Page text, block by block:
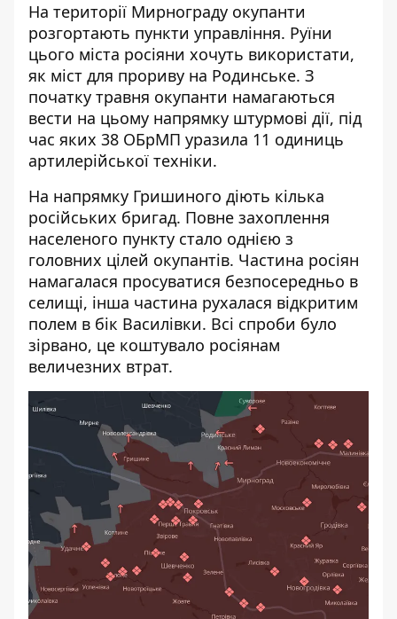
На території Мирнограду окупанти
розгортають пункти управління. Руїни
цього міста росіяни хочуть використати,
як міст для прориву на Родинське. З
початку травня окупанти намагаються
вести на цьому напрямку штурмові дії, під
час яких 38 ОБрМП уразила 11 одиниць
артилерійської техніки.
На напрямку Гришиного діють кілька
російських бригад. Повне захоплення
населеного пункту стало однією з
головних цілей окупантів. Частина росіян
намагалася просуватися безпосередньо в
селищі, інша частина рухалася відкритим
полем в бік Василівки. Всі спроби було
зірвано, це коштувало росіянам
величезних втрат.